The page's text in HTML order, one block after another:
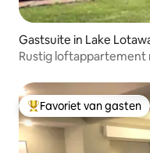
Gastsuite in Lake
Rustig loftappartement
Topfavoriet van gasten
Favoriet van gasten